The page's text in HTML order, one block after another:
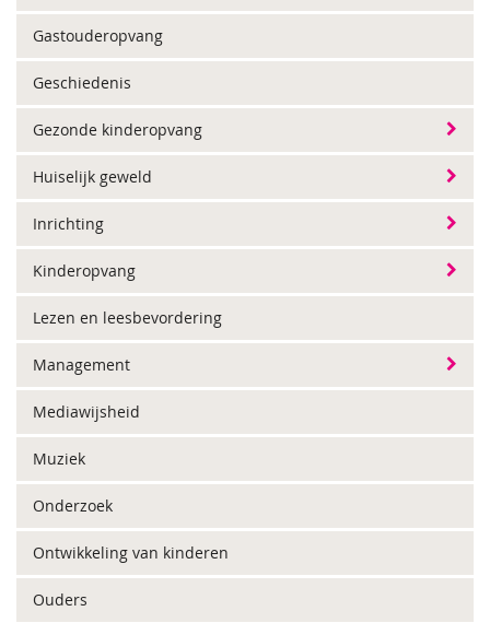
Gastouderopvang
Geschiedenis
Gezonde kinderopvang
Huiselijk geweld
Inrichting
Kinderopvang
Lezen en leesbevordering
Management
Mediawijsheid
Muziek
Onderzoek
Ontwikkeling van kinderen
Ouders